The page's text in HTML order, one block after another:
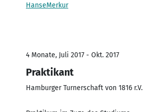
HanseMerkur
4 Monate, Juli 2017 - Okt. 2017
Praktikant
Hamburger Turnerschaft von 1816 r.V.